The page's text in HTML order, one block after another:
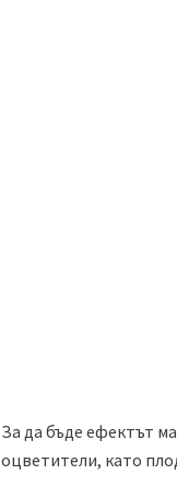
За да бъде ефектът
оцветители, като